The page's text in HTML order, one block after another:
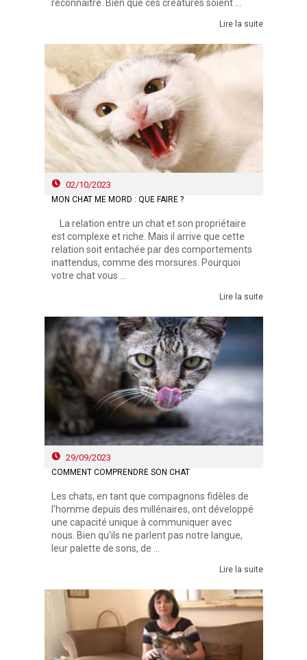
reconnaître. Bien que ces créatures soient ...
Lire la suite
02/10/2023
MON CHAT ME MORD : QUE FAIRE ?
La relation entre un chat et son propriétaire
est complexe et riche. Mais il arrive que cette
relation soit entachée par des comportements
inattendus, comme des morsures. Pourquoi
votre chat vous ...
Lire la suite
29/09/2023
COMMENT COMPRENDRE SON CHAT
Les chats, en tant que compagnons fidèles de
l'homme depuis des millénaires, ont développé
une capacité unique à communiquer avec
nous. Bien qu'ils ne parlent pas notre langue,
leur palette de sons, de ...
Lire la suite